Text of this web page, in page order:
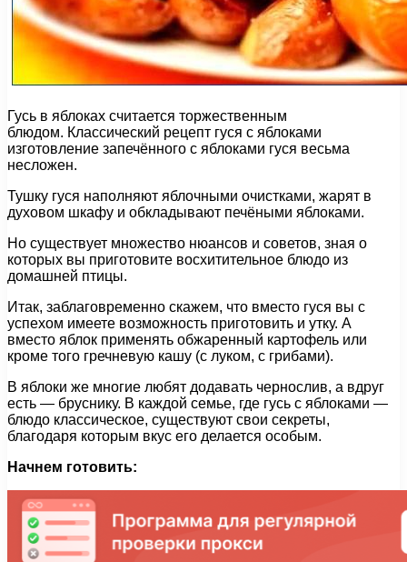
Гусь в яблоках считается торжественным
блюдом. Классический рецепт гуся с яблоками
изготовление запечённого с яблоками гуся весьма
несложен.
Тушку гуся наполняют яблочными очистками, жарят в
духовом шкафу и обкладывают печёными яблоками.
Но существует множество нюансов и советов, зная о
которых вы приготовите восхитительное блюдо из
домашней птицы.
Итак, заблаговременно скажем, что вместо гуся вы с
успехом имеете возможность приготовить и утку. А
вместо яблок применять обжаренный картофель или
кроме того гречневую кашу (с луком, с грибами).
В яблоки же многие любят додавать чернослив, а вдруг
есть — бруснику. В каждой семье, где гусь с яблоками —
блюдо классическое, существуют свои секреты,
благодаря которым вкус его делается особым.
Начнем готовить: